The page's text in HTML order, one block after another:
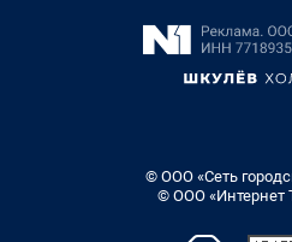
© ООО «Сеть
© ООО «Интернет